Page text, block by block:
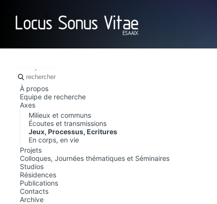
,
À propos
Equipe de recherche
Axes
Milieux et communs
Écoutes et transmissions
Jeux, Processus, Ecritures
En corps, en vie
Projets
Colloques, Journées thématiques et Séminaires
Studios
Résidences
Publications
Contacts
Archive